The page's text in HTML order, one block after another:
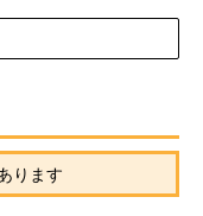
ります